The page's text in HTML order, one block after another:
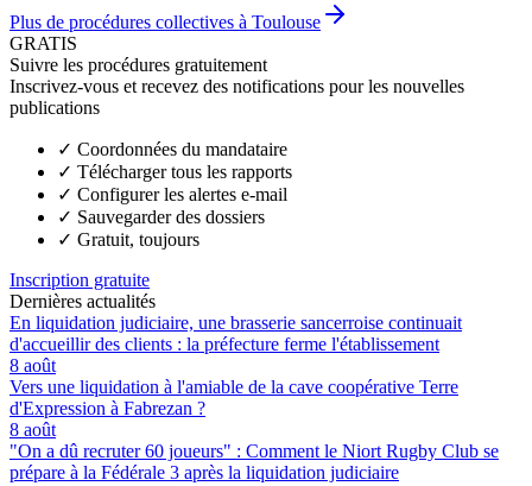
Plus de procédures collectives à Toulouse
GRATIS
Suivre les procédures gratuitement
Inscrivez-vous et recevez des notifications pour les nouvelles
publications
✓ Coordonnées du mandataire
✓ Télécharger tous les rapports
✓ Configurer les alertes e-mail
✓ Sauvegarder des dossiers
✓ Gratuit, toujours
Inscription gratuite
Dernières actualités
En liquidation judiciaire, une brasserie sancerroise continuait
d'accueillir des clients : la préfecture ferme l'établissement
8 août
Vers une liquidation à l'amiable de la cave coopérative Terre
d'Expression à Fabrezan ?
8 août
"On a dû recruter 60 joueurs" : Comment le Niort Rugby Club se
prépare à la Fédérale 3 après la liquidation judiciaire